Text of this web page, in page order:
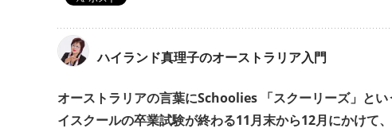
ハイランド真理子のオーストラリア入門
オーストラリアの言葉にSchoolies 「スクーリーズ」と
イスクールの卒業試験が終わる11月末から12月にかけて